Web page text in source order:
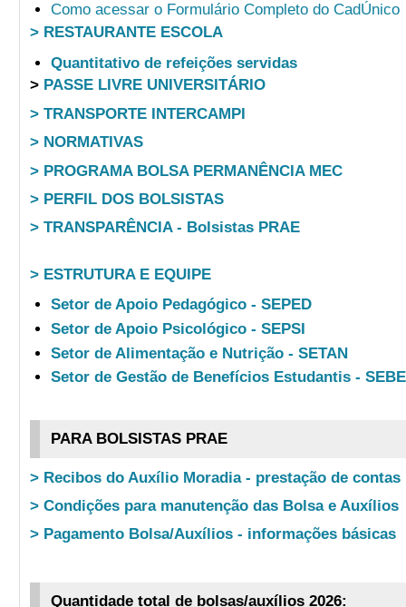
Como acessar o Formulário Completo do CadÚnico
> RESTAURANTE ESCOLA
Quantitativo de refeições servidas
> PASSE LIVRE UNIVERSITÁRIO
> TRANSPORTE INTERCAMPI
> NORMATIVAS
> PROGRAMA BOLSA PERMANÊNCIA MEC
> PERFIL DOS BOLSISTAS
> TRANSPARÊNCIA - Bolsistas PRAE
> ESTRUTURA E EQUIPE
Setor de Apoio Pedagógico - SEPED
Setor de Apoio Psicológico - SEPSI
Setor de Alimentação e Nutrição - SETAN
Setor de Gestão de Benefícios Estudantis -
PARA BOLSISTAS PRAE
> Recibos do Auxílio Moradia - prestação de contas
> Condições para manutenção das Bolsa e Auxílios
> Pagamento Bolsa/Auxílios - informações básicas
Quantidade total de bolsas/auxílios 2026: